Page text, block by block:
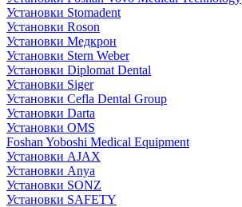
Установки Stomadent
Установки Roson
Установки Медкрон
Установки Stern Weber
Установки Diplomat Dental
Установки Siger
Установки Cefla Dental Group
Установки Darta
Установки OMS
Foshan Yoboshi Medical Equipment
Установки AJAX
Установки Anya
Установки SONZ
Установки SAFETY